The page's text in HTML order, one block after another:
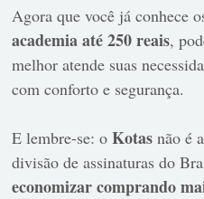
Agora que você já conhece
academia até 250 reais,
melhor atende suas
com conforto e segurança.
E lembre-se: oKotas não é
divisão de assinaturas do
economizar comprando